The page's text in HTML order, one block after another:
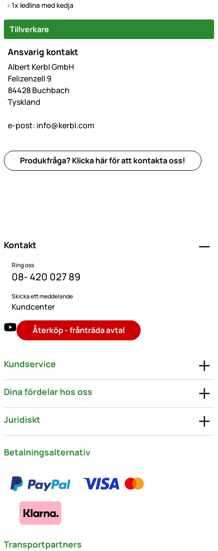
1x ledlina med kedja
Tillverkare
Ansvarig kontakt
Albert Kerbl GmbH
Felizenzell 9
84428 Buchbach
Tyskland
e-post: info@kerbl.com
Produkfråga? Klicka här för att kontakta oss!
Kontakt
Ring oss
08- 420 027 89
Skicka ett meddelande
Kundcenter
Återköp - frånträda avtal
Kundservice
Dina fördelar hos oss
Juridiskt
Betalningsalternativ
Transportpartners